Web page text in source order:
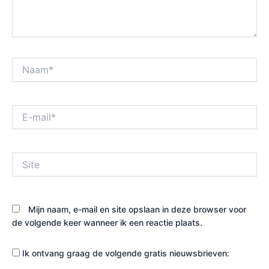
mail*
Mijn naam, e-mail en site opslaan in deze browser voor
de volgende keer wanneer ik een reactie plaats.
Ik ontvang graag de volgende gratis nieuwsbrieven: